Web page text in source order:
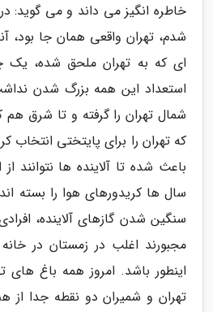
خاطره انگیز می داند و می گوید:
شدم، تهران واقعی همان جا بود،
ای که به تهران ملحق شده، یک
استعداد این همه بزرگ شدن
شمال تهران را گرفته و تا شرق
که تهران را برای پایتختی انتخاب
باعث شده تا آلاینده ها نتوانند
سال ها کریدورهای هوا را بسته
سنگین شدن گازهای آلاینده،
مجبورند اغلب در زمستان در خانه
اینطور باشد. امروز همه باغ های
تهران و شمیران دو نقطه جدا از